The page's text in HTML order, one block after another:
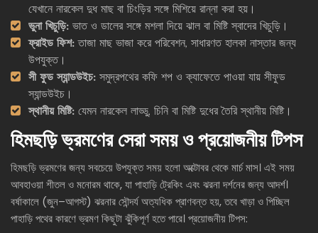
যেখানে নারকেল দুধ মাছ বা চিংড়ির সঙ্গে মিশিয়ে রান্না করা হয়।
ভুনা খিচুড়ি: ভাত ও ডালের সঙ্গে মশলা দিয়ে ঝাল বা মিষ্টি স্বাদের খিচুড়ি।
ফ্রাইড ফিশ: তাজা মাছ ভাজা করে পরিবেশন, সাধারণত হালকা নাস্তার জন্য
উপযুক্ত।
সী ফুড স্যান্ডউইচ: সমুদ্রপথের কফি শপ ও ক্যাফেতে পাওয়া যায় সীফুড
স্যান্ডউইচ।
স্থানীয় মিষ্টি: যেমন নারকেল লাড্ডু, চিনি বা মিষ্টি দুধের তৈরি স্থানীয় মিষ্টি।
হিমছড়ি ভ্রমণের সেরা সময় ও প্রয়োজনীয় টিপস
হিমছড়ি ভ্রমণের জন্য সবচেয়ে উপযুক্ত সময় হলো অক্টোবর থেকে মার্চ মাস। এই সময়
আবহাওয়া শীতল ও মনোরম থাকে, যা পাহাড়ি ট্রেকিং এবং ঝরনা দর্শনের জন্য আদর্শ।
বর্ষাকালে (জুন–আগস্ট) ঝরনার সৌন্দর্য অত্যধিক প্রাণবন্ত হয়, তবে খাড়া ও পিচ্ছিল
পাহাড়ি পথের কারণে ভ্রমণ কিছুটা ঝুঁকিপূর্ণ হতে পারে। প্রয়োজনীয় টিপস: